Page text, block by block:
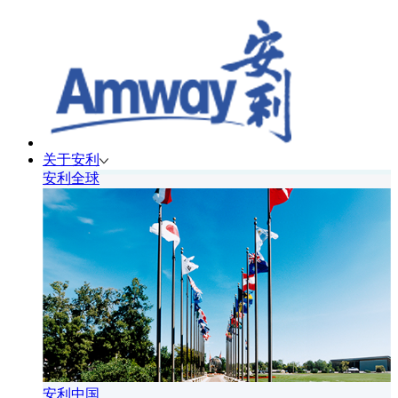
关于安利
安利全球
安利中国